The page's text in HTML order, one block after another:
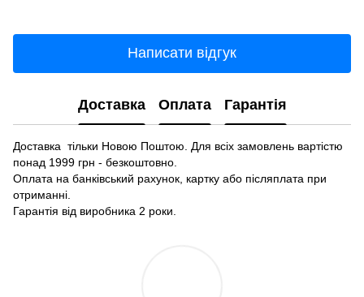
Написати відгук
Доставка Оплата Гарантія
Доставка тільки Новою Поштою. Для всіх замовлень вартістю
понад 1999 грн - безкоштовно.
Оплата на банківський рахунок, картку або післяплата при
отриманні.
Гарантія від виробника 2 роки.